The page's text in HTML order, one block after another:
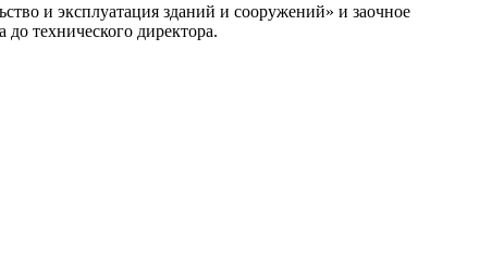
и эксплуатация зданий и сооружений» и заочное
технического директора.